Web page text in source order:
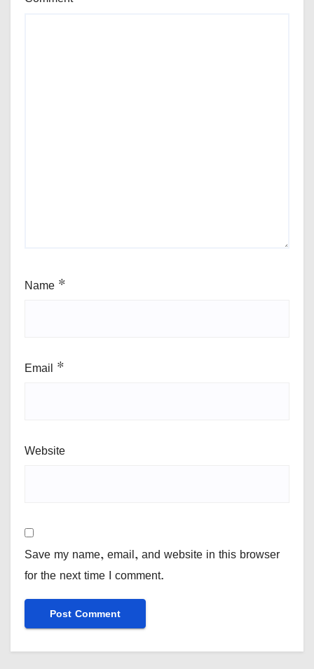
Name *
Email *
Website
Save my name, email, and website in this browser
for the next time I comment.